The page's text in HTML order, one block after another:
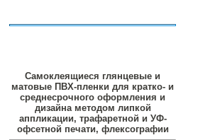
Самоклеящиеся глянцевые и
матовые ПВХ-пленки для кратко- и
среднесрочного оформления и
дизайна методом липкой
аппликации, трафаретной и УФ-
офсетной печати, флексографии